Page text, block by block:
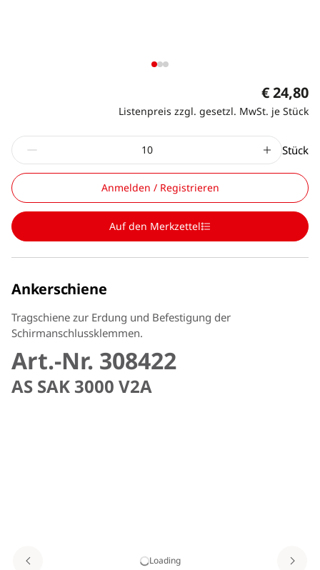
€ 24,80
Listenpreis zzgl. gesetzl. MwSt. je Stück
Stück
Anmelden / Registrieren
Auf den Merkzettel
Ankerschiene
Tragschiene zur Erdung und Befestigung der
Schirmanschlussklemmen.
Art.-Nr. 308422
AS SAK 3000 V2A
Loading